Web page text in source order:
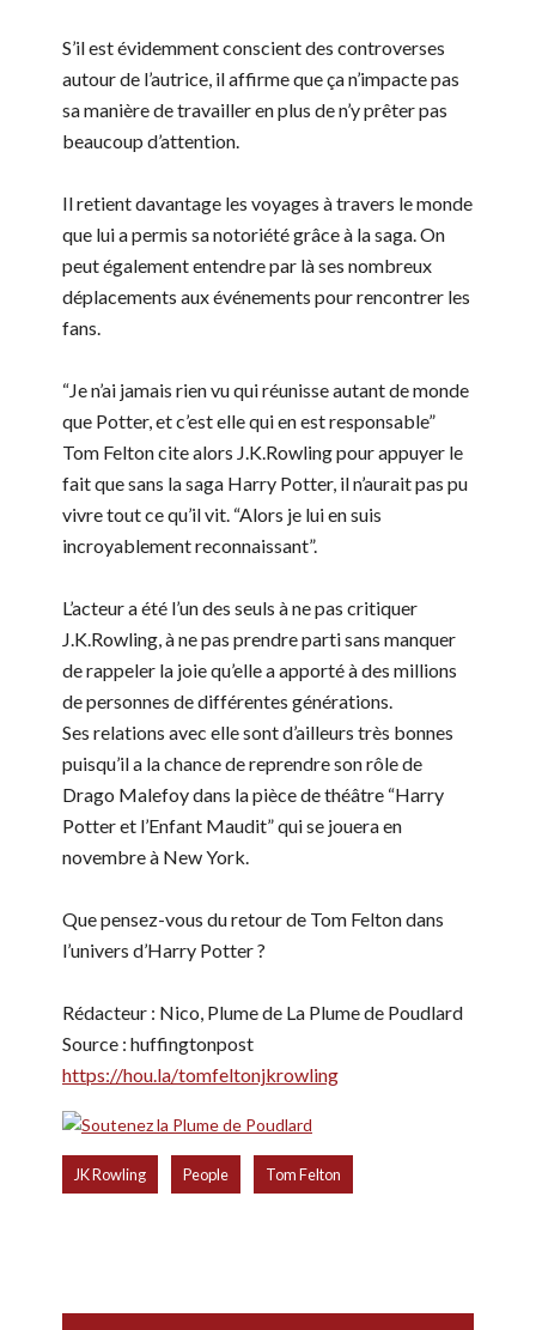
S’il est évidemment conscient des controverses
autour de l’autrice, il affirme que ça n’impacte pas
sa manière de travailler en plus de n’y prêter pas
beaucoup d’attention.
Il retient davantage les voyages à travers le monde
que lui a permis sa notoriété grâce à la saga. On
peut également entendre par là ses nombreux
déplacements aux événements pour rencontrer les
fans.
“Je n’ai jamais rien vu qui réunisse autant de monde
que Potter, et c’est elle qui en est responsable”
Tom Felton cite alors J.K.Rowling pour appuyer le
fait que sans la saga Harry Potter, il n’aurait pas pu
vivre tout ce qu’il vit. “Alors je lui en suis
incroyablement reconnaissant”.
L’acteur a été l’un des seuls à ne pas critiquer
J.K.Rowling, à ne pas prendre parti sans manquer
de rappeler la joie qu’elle a apporté à des millions
de personnes de différentes générations.
Ses relations avec elle sont d’ailleurs très bonnes
puisqu’il a la chance de reprendre son rôle de
Drago Malefoy dans la pièce de théâtre “Harry
Potter et l’Enfant Maudit” qui se jouera en
novembre à New York.
Que pensez-vous du retour de Tom Felton dans
l’univers d’Harry Potter ?
Rédacteur : Nico, Plume de La Plume de Poudlard
Source : huffingtonpost
https://hou.la/tomfeltonjkrowling
JK Rowling People Tom Felton